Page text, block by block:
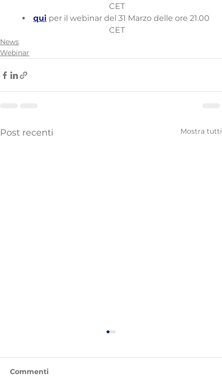
CET
qui per il webinar del 31 Marzo delle ore 21.00
CET
News
Webinar
Post recenti Mostra tutti
Commenti